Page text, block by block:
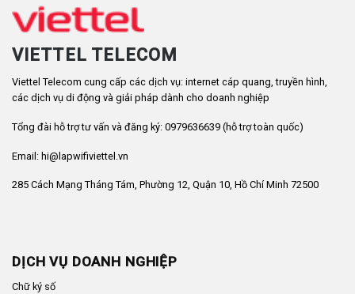
VIETTEL TELECOM
Viettel Telecom cung cấp các dịch vụ: internet cáp quang, truyền hình,
các dịch vụ di động và giải pháp dành cho doanh nghiệp
Tổng đài hỗ trợ tư vấn và đăng ký: 0979636639 (hỗ trợ toàn quốc)
Email: hi@lapwifiviettel.vn
285 Cách Mạng Tháng Tám, Phường 12, Quận 10, Hồ Chí Minh 72500
DỊCH VỤ DOANH NGHIỆP
Chữ ký số